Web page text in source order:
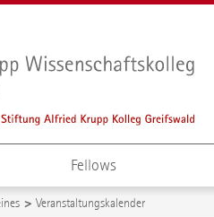
Fellows
Veranstaltungskalender